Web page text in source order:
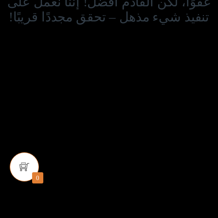
تنفيذ شيء مذهل – تحقق مجددًا قريبًا!
0